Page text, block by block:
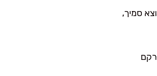
זה יוצא סמיך,